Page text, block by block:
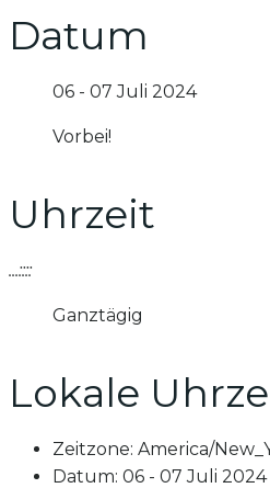
Datum
06 - 07 Juli 2024
Vorbei!
Uhrzeit
...::::
Ganztägig
Lokale
Zeitzone: America/
Datum: 06 - 07 Juli 2024